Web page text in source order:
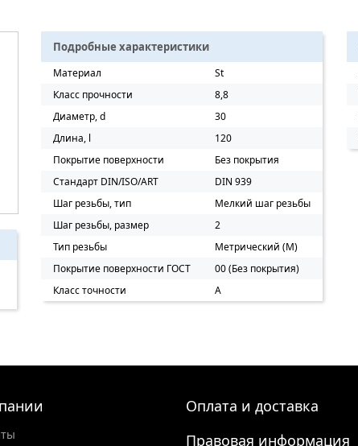
Подробные характеристики
Материал
St
Класс прочности
8,8
Диаметр, d
30
Длина, l
120
Покрытие поверхности
Без покрытия
Стандарт DIN/ISO/ART
DIN 939
Шаг резьбы, тип
Мелкий шаг резьбы
Шаг резьбы, размер
2
Тип резьбы
Метрический (M)
Покрытие поверхности ГОСТ
00 (Без покрытия)
Класс точности
A
Оплата и доставка
Правовая информация